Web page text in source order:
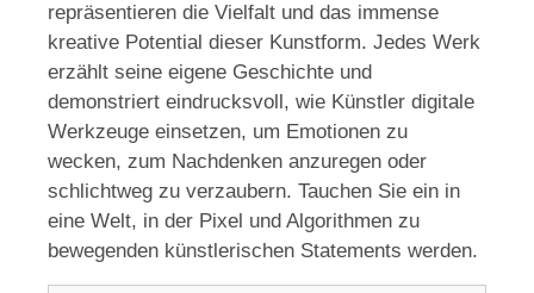
repräsentieren die Vielfalt und das immense
kreative Potential dieser Kunstform. Jedes Werk
erzählt seine eigene Geschichte und
demonstriert eindrucksvoll, wie Künstler digitale
Werkzeuge einsetzen, um Emotionen zu
wecken, zum Nachdenken anzuregen oder
schlichtweg zu verzaubern. Tauchen Sie ein in
eine Welt, in der Pixel und Algorithmen zu
bewegenden künstlerischen Statements werden.